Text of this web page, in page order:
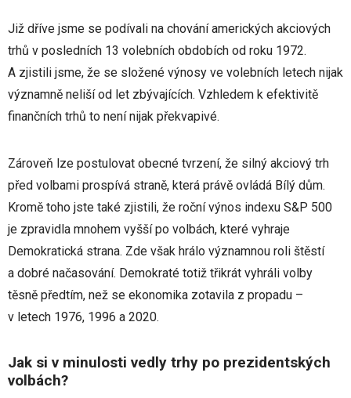
Již dříve jsme se podívali na chování amerických akciových
trhů v posledních 13 volebních obdobích od roku 1972.
A zjistili jsme, že se složené výnosy ve volebních letech nijak
významně neliší od let zbývajících. Vzhledem k efektivitě
finančních trhů to není nijak překvapivé.
Zároveň lze postulovat obecné tvrzení, že silný akciový trh
před volbami prospívá straně, která právě ovládá Bílý dům.
Kromě toho jste také zjistili, že roční výnos indexu S&P 500
je zpravidla mnohem vyšší po volbách, které vyhraje
Demokratická strana. Zde však hrálo významnou roli štěstí
a dobré načasování. Demokraté totiž třikrát vyhráli volby
těsně předtím, než se ekonomika zotavila z propadu –
v letech 1976, 1996 a 2020.
Jak si v minulosti vedly trhy po prezidentských
volbách?